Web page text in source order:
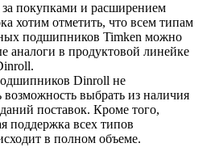
покупками и расширением
хотим отметить, что всем типам
подшипников Timken можно
аналоги в продуктовой линейке
Dinroll не
возможность выбрать из наличия
поставок. Кроме того,
поддержка всех типов
в полном объеме.